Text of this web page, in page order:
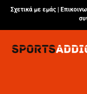
Σχετικά με εμάς |